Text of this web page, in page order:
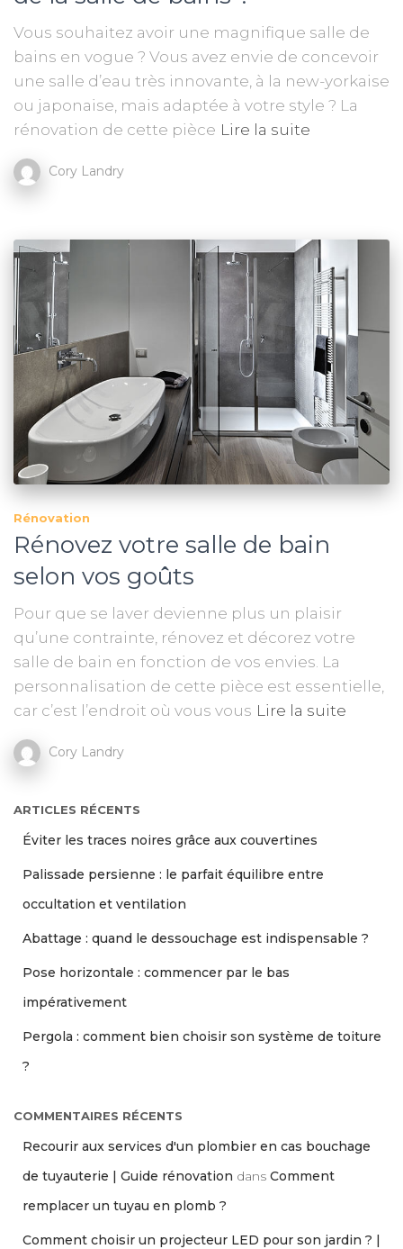
Vous souhaitez avoir une magnifique salle de
bains en vogue ? Vous avez envie de concevoir
une salle d’eau très innovante, à la new-yorkaise
ou japonaise, mais adaptée à votre style ? La
rénovation de cette pièce Lire la suite
Cory Landry
Rénovation
Rénovez votre salle de bain
selon vos goûts
Pour que se laver devienne plus un plaisir
qu’une contrainte, rénovez et décorez votre
salle de bain en fonction de vos envies. La
personnalisation de cette pièce est essentielle,
car c’est l’endroit où vous vous Lire la suite
Cory Landry
ARTICLES RÉCENTS
Éviter les traces noires grâce aux couvertines
Palissade persienne : le parfait équilibre entre
occultation et ventilation
Abattage : quand le dessouchage est indispensable ?
Pose horizontale : commencer par le bas
impérativement
Pergola : comment bien choisir son système de toiture
?
COMMENTAIRES RÉCENTS
Recourir aux services d'un plombier en cas bouchage
de tuyauterie | Guide rénovation dans Comment
remplacer un tuyau en plomb ?
Comment choisir un projecteur LED pour son jardin ? |